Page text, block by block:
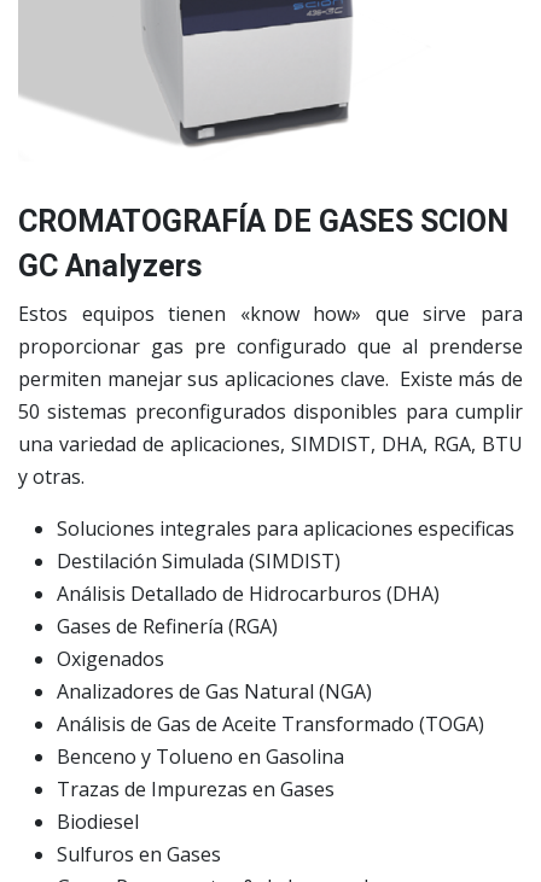
CROMATOGRAFÍA DE GASES SCION
GC Analyzers
Estos equipos tienen «know how» que sirve para
proporcionar gas pre configurado que al prenderse
permiten manejar sus aplicaciones clave. Existe más de
50 sistemas preconfigurados disponibles para cumplir
una variedad de aplicaciones, SIMDIST, DHA, RGA, BTU
y otras.
Soluciones integrales para aplicaciones especificas
Destilación Simulada (SIMDIST)
Análisis Detallado de Hidrocarburos (DHA)
Gases de Refinería (RGA)
Oxigenados
Analizadores de Gas Natural (NGA)
Análisis de Gas de Aceite Transformado (TOGA)
Benceno y Tolueno en Gasolina
Trazas de Impurezas en Gases
Biodiesel
Sulfuros en Gases